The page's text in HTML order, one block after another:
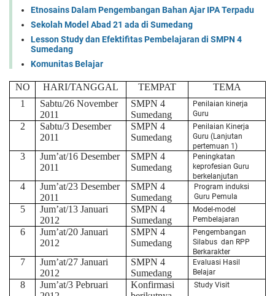
Etnosains Dalam Pengembangan Bahan Ajar IPA Terpadu
Sekolah Model Abad 21 ada di Sumedang
Lesson Study dan Efektifitas Pembelajaran di SMPN 4
Sumedang
Komunitas Belajar
NO HARI/TANGGAL TEMPAT
TEMA
1
Sabtu/26 November
2011
SMPN 4
Sumedang
Penilaian kinerja
Guru
2
Sabtu/3 Desember
2011
SMPN 4
Sumedang
Penilaian Kinerja
Guru (Lanjutan
pertemuan 1)
3
Jum’at/16 Desember
2011
SMPN 4
Sumedang
Peningkatan
keprofesian Guru
berkelanjutan
4
Jum’at/23 Desember
2011
SMPN 4
Sumedang
Program induksi
Guru Pemula
5
Jum’at/13 Januari
2012
SMPN 4
Sumedang
Model-model
Pembelajaran
6
Jum’at/20 Januari
2012
SMPN 4
Sumedang
Pengembangan
Silabus dan RPP
Berkarakter
7
Jum’at/27 Januari
2012
SMPN 4
Sumedang
Evaluasi Hasil
Belajar
8
Jum’at/3 Pebruari
Konfirmasi
Study Visit